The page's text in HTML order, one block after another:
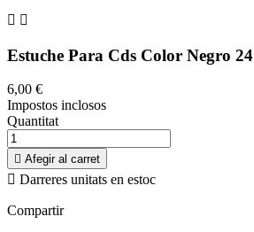
 
Estuche Para Cds Color Negro 24
6,00 €
Impostos inclosos
Quantitat
 Afegir al carret
 Darreres unitats en estoc
Compartir